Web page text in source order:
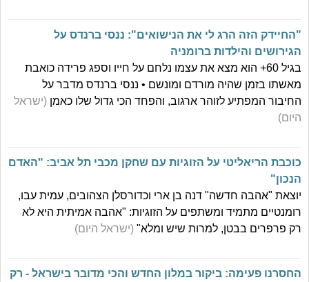
"החיידק הזה הרג לי את הנישואים": ננסי ברנדס על
הגירושים והילדות ברומניה
בגיל 60+ הוא מצא את עצמו נלחם על חייו וספג פרידה כואבת
מאשתו בזמן שהיה מורדם ומונשם • ננסי ברנדס מדבר על
החיבור המפתיע לזוהר ארגוב, והפחד הכי גדול שלו כאמן (ישראל
היום)
כוכבת הריאליטי על הזוגיות עם שחקן מכבי תל אביב: "האדם
הנכון"
יוצאת "אהבה חדשה" דנה בן ארי וכדורסלן הצהובים, עמית עבו,
רומנטיים מתמיד ומשתפים על הזוגיות: "אהבה אמיתית היא לא
רק פרפרים בבטן, למרות שיש ומלא" (ישראל היום)
החסרנו פעימה: ביקור במלון החדש והכי מדובר בישראל - רק